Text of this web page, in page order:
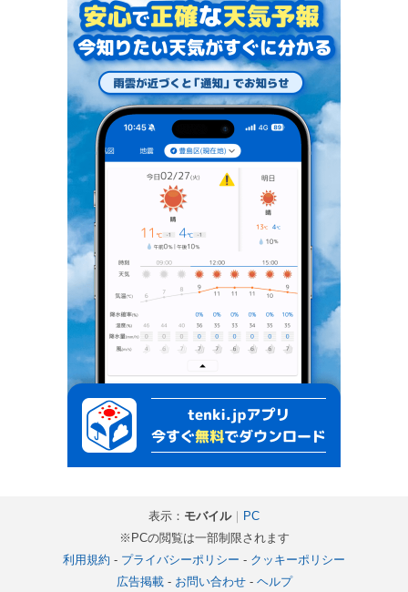
表示： モバイル｜ PC
※PCの閲覧は一部制限されます
利用規約 - プライバシーポリシー - クッキーポリシー
広告掲載- お問い合わせ- ヘルプ